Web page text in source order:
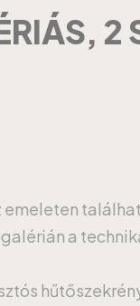
2
a